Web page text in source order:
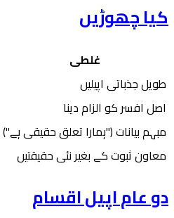
کیا چھوڑیں
غلطی
طویل جذباتی اپیلیں
اصل افسر کو الزام دینا
مبہم بیانات ("ہمارا تعلق حقیقی ہے")
معاون ثبوت کے بغیر نئی حقیقتیں
دو عام اپیل اقسام